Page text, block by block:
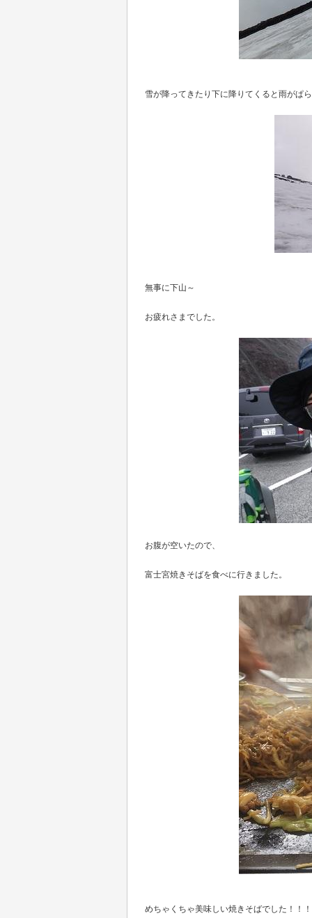
雪が降ってきたり下に降りてくると雨がぱ
無事に下山～
お疲れさまでした。
お腹が空いたので、
富士宮焼きそばを食べに行きました。
めちゃくちゃ美味しい焼きそばでした！！